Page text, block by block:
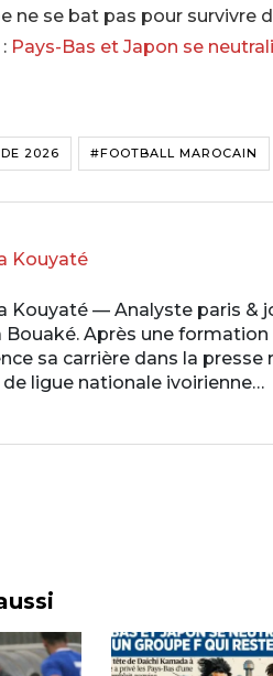
ne se bat pas pour survivre
Pays-Bas et Japon se
2026 #FOOTBALL MAROCAIN
Kouyaté
Kouyaté — Analyste paris &
Bouaké. Après une
sa carrière dans la presse
ligue nationale ivoirienne…